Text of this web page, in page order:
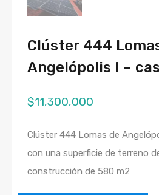
Clúster 444
Angelópolis I –
$11,300,000
Clúster 444 Lomas de
con una superficie de terreno
construcción de 580 m2